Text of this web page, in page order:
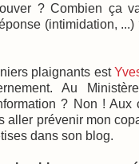
? Combien ça
(intimidation,
plaignants est
Au
? Non !
aller prévenir mon
dans son blog.